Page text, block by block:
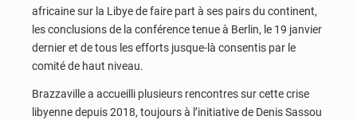
africaine sur la Libye de faire part à ses pairs du continent,
les conclusions de la conférence tenue à Berlin, le 19 janvier
dernier et de tous les efforts jusque-là consentis par le
comité de haut niveau.
Brazzaville a accueilli plusieurs rencontres sur cette crise
libyenne depuis 2018, toujours à l’initiative de Denis Sassou